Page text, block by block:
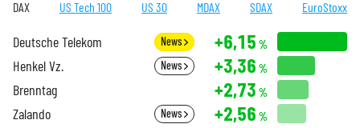
DAX US Tech 100 US 30 MDAX SDAX EuroStoxx
Deutsche Telekom News +6,15 %
Henkel Vz. News +3,36 %
Brenntag +2,73 %
Zalando News +2,56 %